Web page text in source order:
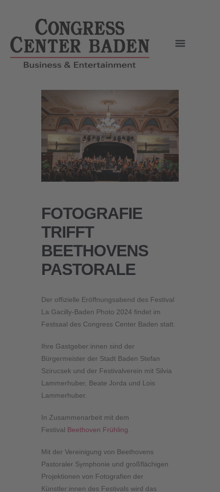
FOTOGRAFIE
TRIFFT
BEETHOVENS
PASTORALE
Der offizielle Eröffnungsabend des Festival
La Gacilly-Baden Photo 2024 findet im
Festsaal des Congress Center Baden statt.
Ihre Gastgeber:innen sind der
Bürgermeister der Stadt Baden Stefan
Szirucsek und der Festivalverein mit Silvia
Lammerhuber, Beate Jorda und Lois
Lammerhuber.
In Zusammenarbeit mit dem
Festival Beethoven Frühling
Mit der Vereinigung von Beethovens
Pastoraler Symphonie und großflächigen
Projektionen von Fotografien der
Künstler:innen des Festivals wird das